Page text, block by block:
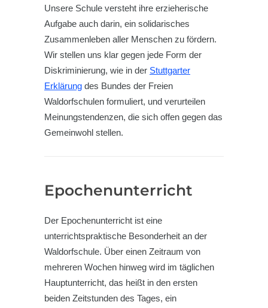
Unsere Schule versteht ihre erzieherische
Aufgabe auch darin, ein solidarisches
Zusammenleben aller Menschen zu fördern.
Wir stellen uns klar gegen jede Form der
Diskriminierung, wie in der Stuttgarter
Erklärung des Bundes der Freien
Waldorfschulen formuliert, und verurteilen
Meinungstendenzen, die sich offen gegen das
Gemeinwohl stellen.
Epochenunterricht
Der Epochenunterricht ist eine
unterrichtspraktische Besonderheit an der
Waldorfschule. Über einen Zeitraum von
mehreren Wochen hinweg wird im täglichen
Hauptunterricht, das heißt in den ersten
beiden Zeitstunden des Tages, ein